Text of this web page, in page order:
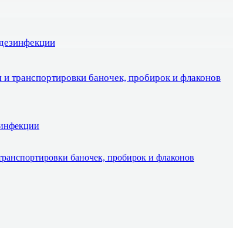
транспортировки баночек, пробирок и флаконов
баночек, пробирок и флаконов